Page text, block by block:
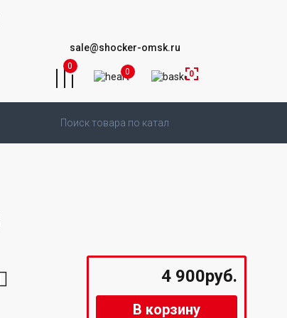
sale@shocker-omsk.ru
0
0 0
4 900руб.
В корзину